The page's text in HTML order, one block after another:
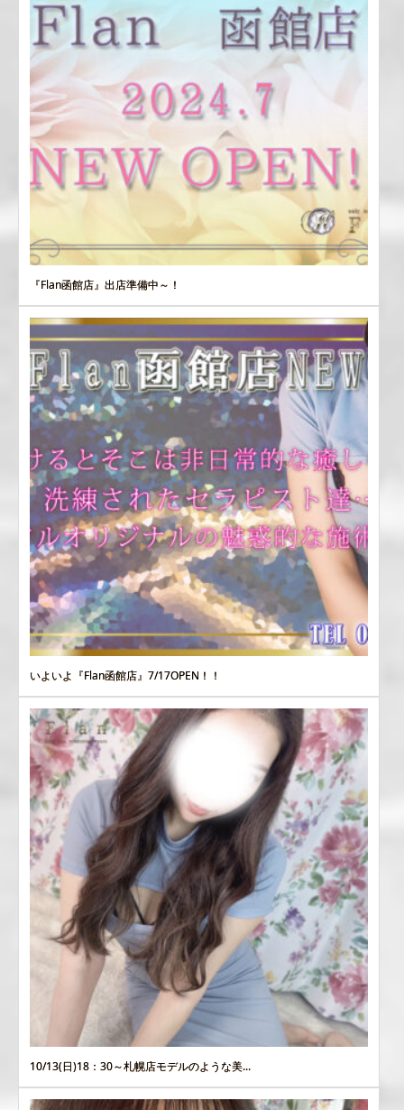
『Flan函館店』出店準備中～！
いよいよ『Flan函館店』7/17OPEN！！
10/13(日)18：30～札幌店モデルのような美...